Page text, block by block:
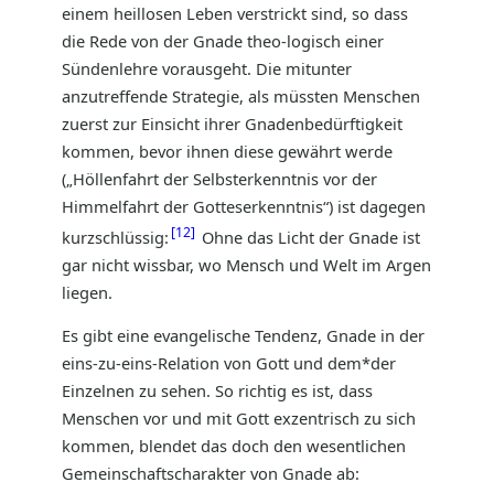
einem heillosen Leben verstrickt sind, so dass
die Rede von der Gnade theo-logisch einer
Sündenlehre vorausgeht. Die mitunter
anzutreffende Strategie, als müssten Menschen
zuerst zur Einsicht ihrer Gnadenbedürftigkeit
kommen, bevor ihnen diese gewährt werde
(„Höllenfahrt der Selbsterkenntnis vor der
Himmelfahrt der Gotteserkenntnis“) ist dagegen
kurzschlüssig: 12
Ohne das Licht der Gnade ist
gar nicht wissbar, wo Mensch und Welt im Argen
liegen.
Es gibt eine evangelische Tendenz, Gnade in der
eins-zu-eins-Relation von Gott und dem*der
Einzelnen zu sehen. So richtig es ist, dass
Menschen vor und mit Gott exzentrisch zu sich
kommen, blendet das doch den wesentlichen
Gemeinschaftscharakter von Gnade ab: